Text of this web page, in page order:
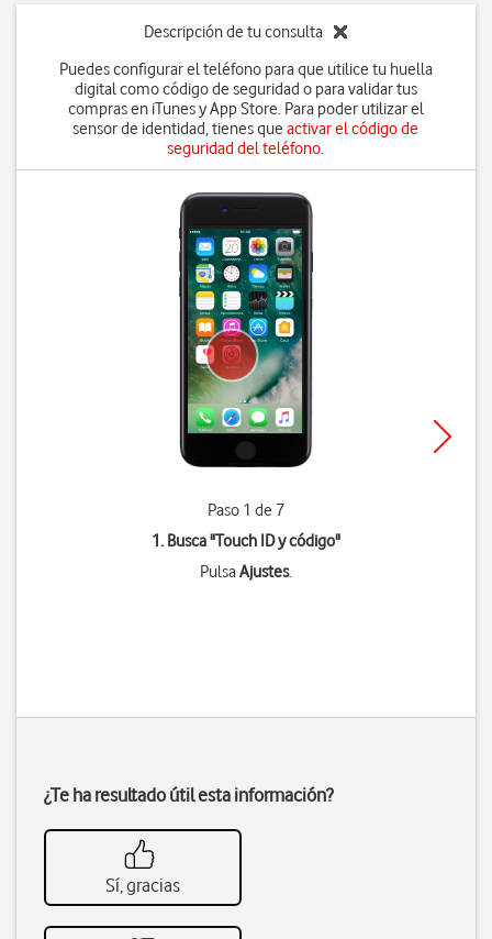
Descripción de tu consulta
Puedes configurar el teléfono para que utilice tu huella
digital como código de seguridad o para validar tus
compras en iTunes y App Store. Para poder utilizar el
sensor de identidad, tienes queactivar el código de
seguridad del teléfono.
Paso 1 de 7
1. Busca "Touch ID y código"
PulsaAjustes.
¿Te ha resultado útil esta información?
Sí, gracias